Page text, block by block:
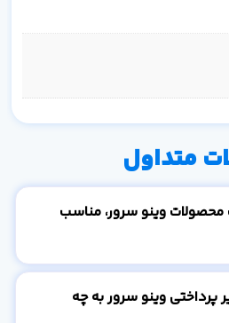
متداول
محصولات وینو سرور، مناسب
پرداختی وینو سرور به چه